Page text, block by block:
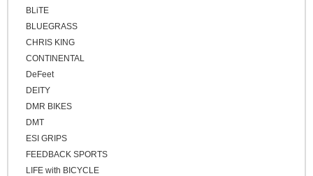
BLiTE
BLUEGRASS
CHRIS KING
CONTINENTAL
DeFeet
DEITY
DMR BIKES
DMT
ESI GRIPS
FEEDBACK SPORTS
LIFE with BICYCLE